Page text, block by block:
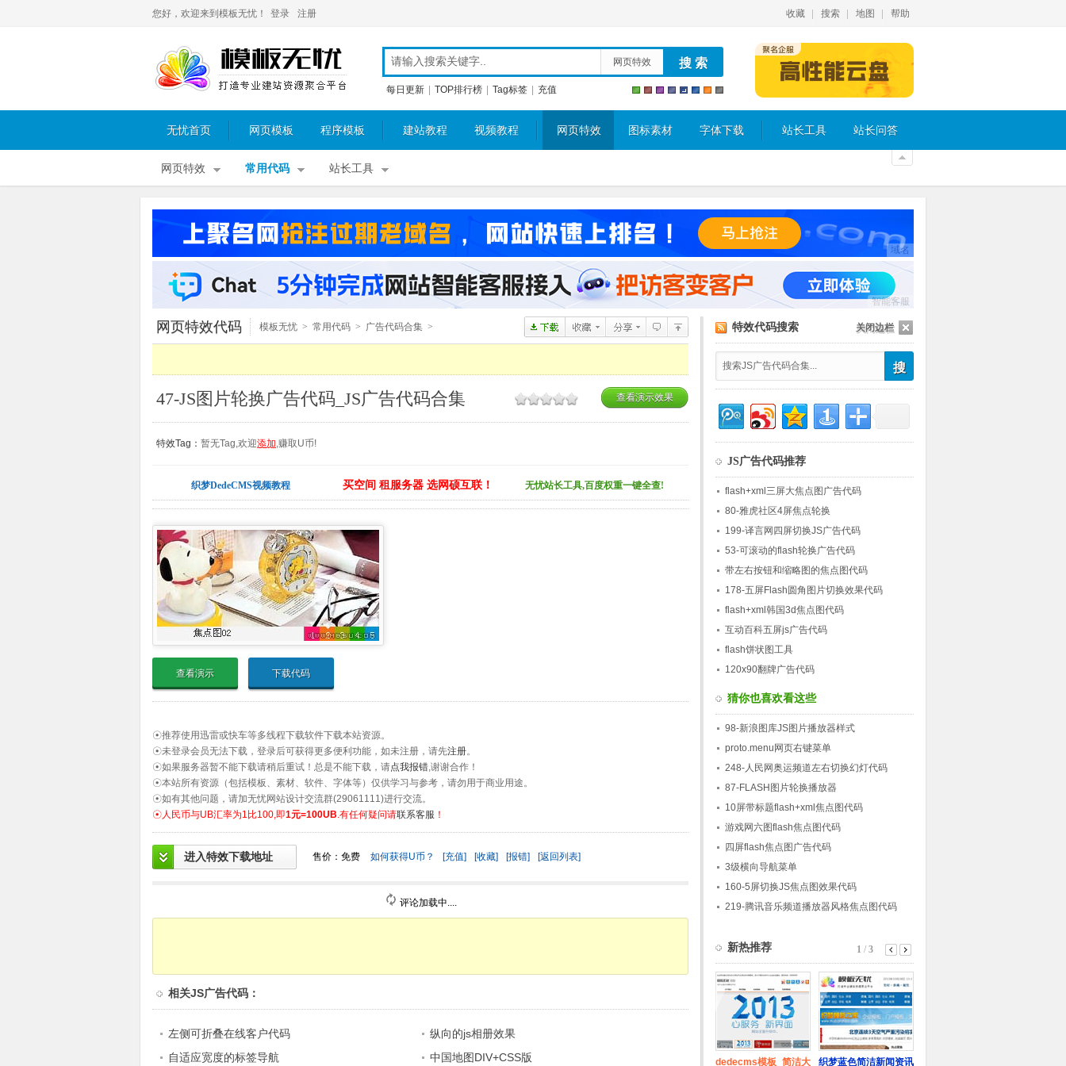
您好，欢迎来到模板无忧！ 登录 注册 收藏 搜索 地图 帮助
网页特效
每日更新 TOP排行榜 Tag标签 充值
无忧首页 网页模板 程序模板 建站教程 视频教程 网页特效 图标素材 字体下载 站长工具 站长问答
网页特效 常用代码 站长工具
域名
智能客服
关闭边栏
网页特效代码 模板无忧 > 常用代码 > 广告代码合集 >
47-JS图片轮换广告代码_JS广告代码合集 查看演示效果
特效Tag： 暂无Tag,欢迎添加,赚取U币!
织梦DedeCMS视频教程 买空间 租服务器 选网硕互联！ 无忧站长工具,百度权重一键全查!
查看演示 下载代码
☉推荐使用迅雷或快车等多线程下载软件下载本站资源。
☉未登录会员无法下载，登录后可获得更多便利功能，如未注册，请先注册。
☉如果服务器暂不能下载请稍后重试！总是不能下载，请点我报错,谢谢合作！
☉本站所有资源（包括模板、素材、软件、字体等）仅供学习与参考，请勿用于商业用途。
☉如有其他问题，请加无忧网站设计交流群(29061111)进行交流。
☉人民币与UB汇率为1比100,即1元=100UB.有任何疑问请联系客服 ！
进入特效下载地址 售价：免费 如何获得U币？ [充值] [收藏] [报错] [返回列表]
评论加载中....
相关JS广告代码 ：
左侧可折叠在线客户代码
纵向的js相册效果
自适应宽度的标签导航
中国地图DIV+CSS版
特效代码搜索
JS广告代码推荐
flash+xml三屏大焦点图广告代码
80-雅虎社区4屏焦点轮换
199-译言网四屏切换JS广告代码
53-可滚动的flash轮换广告代码
带左右按钮和缩略图的焦点图代码
178-五屏Flash圆角图片切换效果代码
flash+xml韩国3d焦点图代码
互动百科五屏js广告代码
flash饼状图工具
120x90翻牌广告代码
猜你也喜欢看这些
98-新浪图库JS图片播放器样式
proto.menu网页右键菜单
248-人民网奥运频道左右切换幻灯代码
87-FLASH图片轮换播放器
10屏带标题flash+xml焦点图代码
游戏网六图flash焦点图代码
四屏flash焦点图广告代码
3级横向导航菜单
160-5屏切换JS焦点图效果代码
219-腾讯音乐频道播放器风格焦点图代码